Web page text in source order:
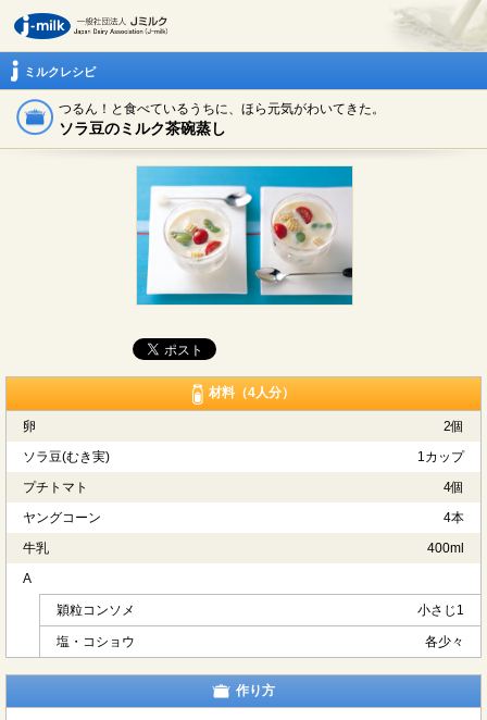
ミルクレシピ
つるん！と食べているうちに、ほら元気がわいてきた。
ソラ豆のミルク茶碗蒸し
材料（4人分）
卵
2個
ソラ豆(むき実)
1カップ
プチトマト
4個
ヤングコーン
4本
牛乳
400ml
A
穎粒コンソメ 小さじ1
塩・コショウ 各少々
作り方